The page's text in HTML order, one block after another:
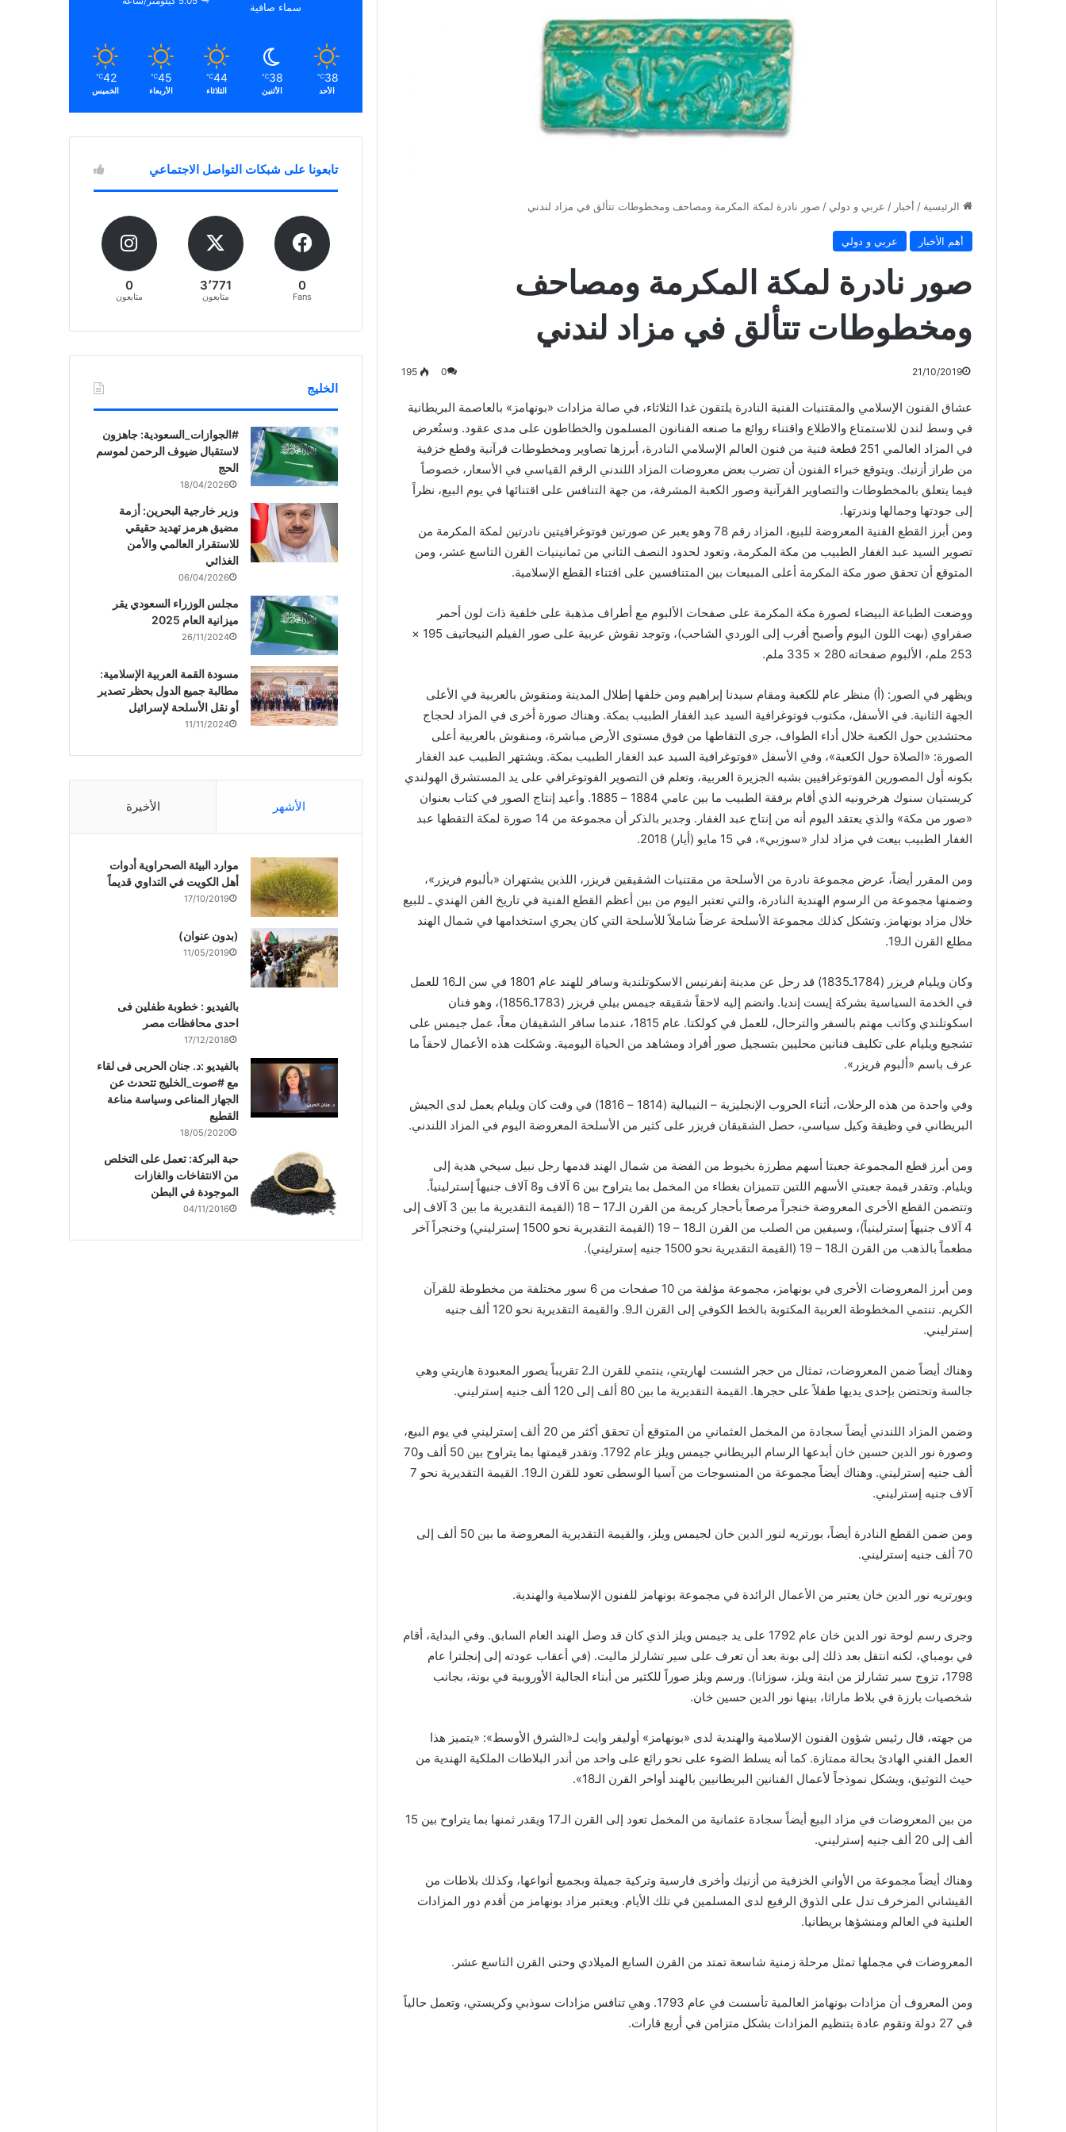
الرئيسية / أخبار / عربي و دولي / صور نادرة لمكة المكرمة ومصاحف ومخطوطات تتألق في مزاد لندني
أهم الأخبار عربي و دولي
صور نادرة لمكة المكرمة ومصاحف
ومخطوطات تتألق في مزاد لندني
21/10/2019
0
195
عشاق الفنون الإسلامي والمقتنيات الفنية النادرة يلتقون غدا الثلاثاء، في صالة مزادات «بونهامز» بالعاصمة البريطانية
في وسط لندن للاستمتاع والاطلاع واقتناء روائع ما صنعه الفنانون المسلمون والخطاطون على مدى عقود. وستُعرض
في المزاد العالمي 251 قطعة فنية من فنون العالم الإسلامي النادرة، أبرزها تصاوير ومخطوطات قرآنية وقطع خزفية
من طراز أزنيك. ويتوقع خبراء الفنون أن تضرب بعض معروضات المزاد اللندني الرقم القياسي في الأسعار، خصوصاً
فيما يتعلق بالمخطوطات والتصاوير القرآنية وصور الكعبة المشرفة، من جهة التنافس على اقتنائها في يوم البيع، نظراً
إلى جودتها وجمالها وندرتها.
ومن أبرز القطع الفنية المعروضة للبيع، المزاد رقم 78 وهو يعبر عن صورتين فوتوغرافيتين نادرتين لمكة المكرمة من
تصوير السيد عبد الغفار الطبيب من مكة المكرمة، وتعود لحدود النصف الثاني من ثمانينيات القرن التاسع عشر، ومن
المتوقع أن تحقق صور مكة المكرمة أعلى المبيعات بين المتنافسين على اقتناء القطع الإسلامية.
ووضعت الطباعة البيضاء لصورة مكة المكرمة على صفحات الألبوم مع أطراف مذهبة على خلفية ذات لون أحمر
صفراوي (بهت اللون اليوم وأصبح أقرب إلى الوردي الشاحب)، وتوجد نقوش عربية على صور الفيلم النيجاتيف 195 ×
253 ملم، الألبوم صفحاته 280 × 335 ملم.
ويظهر في الصور: (أ) منظر عام للكعبة ومقام سيدنا إبراهيم ومن خلفها إطلال المدينة ومنقوش بالعربية في الأعلى
الجهة الثانية. في الأسفل، مكتوب فوتوغرافية السيد عبد الغفار الطبيب بمكة. وهناك صورة أخرى في المزاد لحجاج
محتشدين حول الكعبة خلال أداء الطواف، جرى التقاطها من فوق مستوى الأرض مباشرة، ومنقوش بالعربية أعلى
الصورة: «الصلاة حول الكعبة»، وفي الأسفل «فوتوغرافية السيد عبد الغفار الطبيب بمكة. ويشتهر الطبيب عبد الغفار
بكونه أول المصورين الفوتوغرافيين بشبه الجزيرة العربية، وتعلم فن التصوير الفوتوغرافي على يد المستشرق الهولندي
كريستيان سنوك هرخرونيه الذي أقام برفقة الطبيب ما بين عامي 1884 – 1885. وأعيد إنتاج الصور في كتاب بعنوان
«صور من مكة» والذي يعتقد اليوم أنه من إنتاج عبد الغفار. وجدير بالذكر أن مجموعة من 14 صورة لمكة التقطها عبد
الغفار الطبيب بيعت في مزاد لدار «سوزبي»، في 15 مايو (أيار) 2018.
ومن المقرر أيضاً، عرض مجموعة نادرة من الأسلحة من مقتنيات الشقيقين فريزر، اللذين يشتهران «بألبوم فريزر»،
وضمنها مجموعة من الرسوم الهندية النادرة، والتي تعتبر اليوم من بين أعظم القطع الفنية في تاريخ الفن الهندي ـ للبيع
خلال مزاد بونهامز. وتشكل كذلك مجموعة الأسلحة عرضاً شاملاً للأسلحة التي كان يجري استخدامها في شمال الهند
مطلع القرن الـ19.
وكان ويليام فريزر (1784ـ1835) قد رحل عن مدينة إنفرنيس الاسكوتلندية وسافر للهند عام 1801 في سن الـ16 للعمل
في الخدمة السياسية بشركة إيست إنديا. وانضم إليه لاحقاً شقيقه جيمس بيلي فريزر (1783ـ1856)، وهو فنان
اسكوتلندي وكاتب مهتم بالسفر والترحال، للعمل في كولكتا. عام 1815، عندما سافر الشقيقان معاً، عمل جيمس على
تشجيع ويليام على تكليف فنانين محليين بتسجيل صور أفراد ومشاهد من الحياة اليومية. وشكلت هذه الأعمال لاحقاً ما
عرف باسم «ألبوم فريزر».
وفي واحدة من هذه الرحلات، أثناء الحروب الإنجليزية – النيبالية (1814 – 1816) في وقت كان ويليام يعمل لدى الجيش
البريطاني في وظيفة وكيل سياسي، حصل الشقيقان فريزر على كثير من الأسلحة المعروضة اليوم في المزاد اللندني.
ومن أبرز قطع المجموعة جعبتا أسهم مطرزة بخيوط من الفضة من شمال الهند قدمها رجل نبيل سيخي هدية إلى
ويليام. وتقدر قيمة جعبتي الأسهم اللتين تتميزان بغطاء من المخمل بما يتراوح بين 6 آلاف و8 آلاف جنيهاً إسترلينياً.
وتتضمن القطع الأخرى المعروضة خنجراً مرصعاً بأحجار كريمة من القرن الـ17 – 18 (القيمة التقديرية ما بين 3 آلاف إلى
4 آلاف جنيهاً إسترلينياً)، وسيفين من الصلب من القرن الـ18 – 19 (القيمة التقديرية نحو 1500 إسترليني) وخنجراً آخر
مطعماً بالذهب من القرن الـ18 – 19 (القيمة التقديرية نحو 1500 جنيه إسترليني).
ومن أبرز المعروضات الأخرى في بونهامز، مجموعة مؤلفة من 10 صفحات من 6 سور مختلفة من مخطوطة للقرآن
الكريم. تنتمي المخطوطة العربية المكتوبة بالخط الكوفي إلى القرن الـ9. والقيمة التقديرية نحو 120 ألف جنيه
إسترليني.
وهناك أيضاً ضمن المعروضات، تمثال من حجر الشست لهاريتي، ينتمي للقرن الـ2 تقريباً يصور المعبودة هاريتي وهي
جالسة وتحتضن بإحدى يديها طفلاً على حجرها. القيمة التقديرية ما بين 80 ألف إلى 120 ألف جنيه إسترليني.
وضمن المزاد اللندني أيضاً سجادة من المخمل العثماني من المتوقع أن تحقق أكثر من 20 ألف إسترليني في يوم البيع،
وصورة نور الدين حسين خان أبدعها الرسام البريطاني جيمس ويلز عام 1792. وتقدر قيمتها بما يتراوح بين 50 ألف و70
ألف جنيه إسترليني. وهناك أيضاً مجموعة من المنسوجات من آسيا الوسطى تعود للقرن الـ19. القيمة التقديرية نحو 7
آلاف جنيه إسترليني.
ومن ضمن القطع النادرة أيضاً، بورتريه لنور الدين خان لجيمس ويلز، والقيمة التقديرية المعروضة ما بين 50 ألف إلى
70 ألف جنيه إسترليني.
وبورتريه نور الدين خان يعتبر من الأعمال الرائدة في مجموعة بونهامز للفنون الإسلامية والهندية.
وجرى رسم لوحة نور الدين خان عام 1792 على يد جيمس ويلز الذي كان قد وصل الهند العام السابق. وفي البداية، أقام
في بومباي، لكنه انتقل بعد ذلك إلى بونة بعد أن تعرف على سير تشارلز ماليت. (في أعقاب عودته إلى إنجلترا عام
1798، تزوج سير تشارلز من ابنة ويلز، سوزانا). ورسم ويلز صوراً للكثير من أبناء الجالية الأوروبية في بونة، بجانب
شخصيات بارزة في بلاط ماراثا، بينها نور الدين حسين خان.
من جهته، قال رئيس شؤون الفنون الإسلامية والهندية لدى «بونهامز» أوليفر وايت لـ«الشرق الأوسط»: «يتميز هذا
العمل الفني الهادئ بحالة ممتازة. كما أنه يسلط الضوء على نحو رائع على واحد من أندر البلاطات الملكية الهندية من
حيث التوثيق، ويشكل نموذجاً لأعمال الفنانين البريطانيين بالهند أواخر القرن الـ18».
من بين المعروضات في مزاد البيع أيضاً سجادة عثمانية من المخمل تعود إلى القرن الـ17 ويقدر ثمنها بما يتراوح بين 15
ألف إلى 20 ألف جنيه إسترليني.
وهناك أيضاً مجموعة من الأواني الخزفية من أزنيك وأخرى فارسية وتركية جميلة وبجميع أنواعها، وكذلك بلاطات من
القيشاني المزخرف تدل على الذوق الرفيع لدى المسلمين في تلك الأيام. ويعتبر مزاد بونهامز من أقدم دور المزادات
العلنية في العالم ومنشؤها بريطانيا.
المعروضات في مجملها تمثل مرحلة زمنية شاسعة تمتد من القرن السابع الميلادي وحتى القرن التاسع عشر.
ومن المعروف أن مزادات بونهامز العالمية تأسست في عام 1793. وهي تنافس مزادات سوذبي وكريستي، وتعمل حالياً
في 27 دولة وتقوم عادة بتنظيم المزادات بشكل متزامن في أربع قارات.
سماء صافية
38
℃
الأحد
38
℃
الأثنين
44
℃
الثلاثاء
45
℃
الأربعاء
42
℃
الخميس
تابعونا على شبكات التواصل الاجتماعي
0
Fans
3٬771
متابعون
0
متابعون
الخليج
‏‎#الجوازات_السعودية: جاهزون
لاستقبال ضيوف الرحمن لموسم
الحج
18/04/2026
وزير خارجية البحرين: أزمة
مضيق هرمز تهديد حقيقي
للاستقرار العالمي والأمن
الغذائي
06/04/2026
مجلس الوزراء السعودي يقر
ميزانية العام 2025
26/11/2024
مسودة القمة العربية الإسلامية:
مطالبة جميع الدول بحظر تصدير
أو نقل الأسلحة لإسرائيل
11/11/2024
الأشهر الأخيرة
موارد البيئة الصحراوية أدوات
أهل الكويت في التداوي قديماً
17/10/2019
(بدون عنوان)
11/05/2019
بالفيديو : خطوبة طفلين فى
احدى محافظات مصر
17/12/2018
بالفيديو :د. جنان الحربى فى لقاء
مع #صوت_الخليج تتحدث عن
الجهاز المناعى وسياسة مناعة
القطيع
18/05/2020
حبة البركة: تعمل على التخلص
من الانتفاخات والغازات
الموجودة في البطن
04/11/2016